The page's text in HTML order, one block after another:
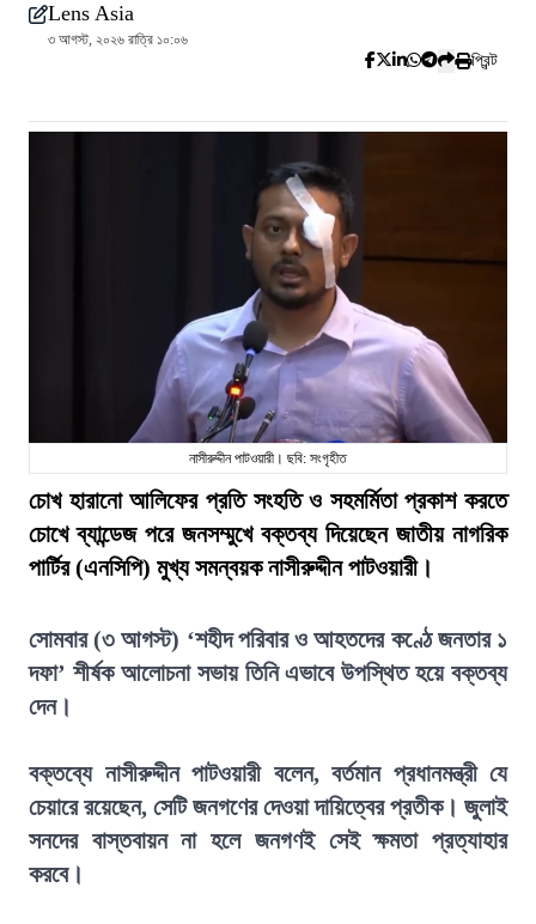
Lens Asia
৩ আগস্ট, ২০২৬ রাত্রি ১০:০৬
প্রিন্ট
নাসীরুদ্দীন পাটওয়ারী। ছবি: সংগৃহীত
চোখ হারানো আলিফের প্রতি সংহতি ও সহমর্মিতা প্রকাশ করতে
চোখে ব্যান্ডেজ পরে জনসম্মুখে বক্তব্য দিয়েছেন জাতীয় নাগরিক
পার্টির (এনসিপি) মুখ্য সমন্বয়ক নাসীরুদ্দীন পাটওয়ারী।
সোমবার (৩ আগস্ট) ‘শহীদ পরিবার ও আহতদের কণ্ঠে জনতার ১
দফা’ শীর্ষক আলোচনা সভায় তিনি এভাবে উপস্থিত হয়ে বক্তব্য
দেন।
বক্তব্যে নাসীরুদ্দীন পাটওয়ারী বলেন, বর্তমান প্রধানমন্ত্রী যে
চেয়ারে রয়েছেন, সেটি জনগণের দেওয়া দায়িত্বের প্রতীক। জুলাই
সনদের বাস্তবায়ন না হলে জনগণই সেই ক্ষমতা প্রত্যাহার
করবে।